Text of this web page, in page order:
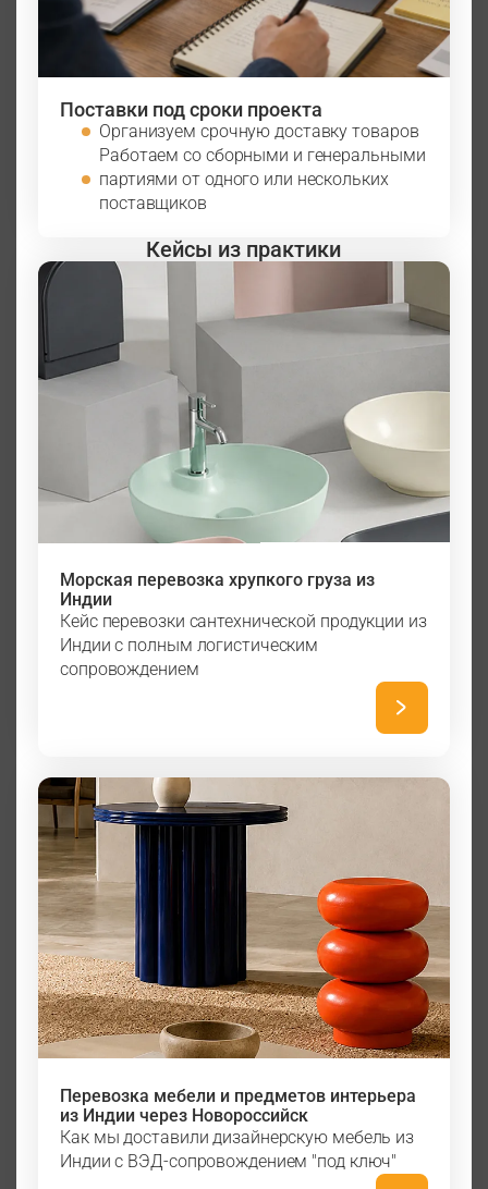
Поставки под сроки проекта
Организуем срочную доставку товаров
Работаем со сборными и генеральными
партиями от одного или нескольких
поставщиков
Кейсы из практики
Морская перевозка хрупкого груза из
Индии
Кейс перевозки сантехнической продукции из
Индии с полным логистическим
сопровождением
Перевозка мебели и предметов интерьера
из Индии через Новороссийск
Как мы доставили дизайнерскую мебель из
Индии с ВЭД-сопровождением "под ключ"